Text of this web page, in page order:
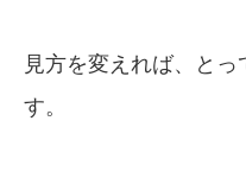
見方を変えれば、と
す。